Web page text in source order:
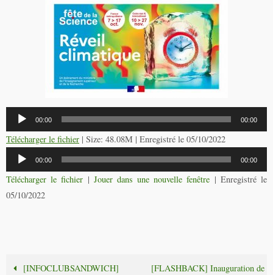
Lecteur
audio
00:00 00:00
Télécharger le fichier | Size: 48.08M | Enregistré le 05/10/2022
Lecteur
audio
00:00 00:00
Télécharger le fichier | Jouer dans une nouvelle fenêtre | Enregistré le
05/10/2022
[INFOCLUBSANDWICH]
[FLASHBACK] Inauguration de